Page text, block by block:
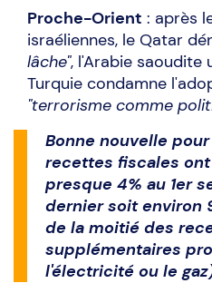
Proche-Orient : après
israéliennes, le Qatar
lâche", l'Arabie saoudite
Turquie condamne
"terrorisme comme
Bonne nouvelle
recettes fiscales
presque 4% au 1er
dernier soit environ
de la moitié des
supplémentaires
l'électricité ou le